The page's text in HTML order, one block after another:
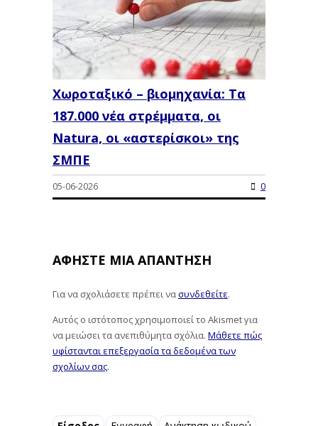
Χωροταξικό – βιομηχανία: Τα
187.000 νέα στρέμματα, οι
Natura, οι «αστερίσκοι» της
ΣΜΠΕ
05-06-2026 0
ΑΦΉΣΤΕ ΜΙΑ ΑΠΆΝΤΗΣΗ
Για να σχολιάσετε πρέπει νασυνδεθείτε.
Αυτός ο ιστότοπος χρησιμοποιεί το Akismet για
να μειώσει τα ανεπιθύμητα σχόλια. Μάθετε πώς
υφίστανται επεξεργασία τα δεδομένα των
σχολίων σας.